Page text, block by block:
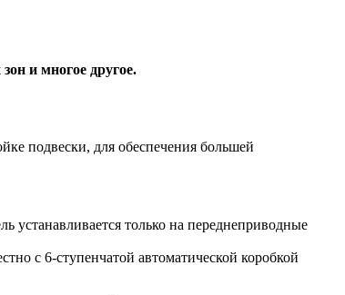
и многое другое.
подвески, для обеспечения большей
устанавливается только на переднеприводные
с 6-ступенчатой автоматической коробкой